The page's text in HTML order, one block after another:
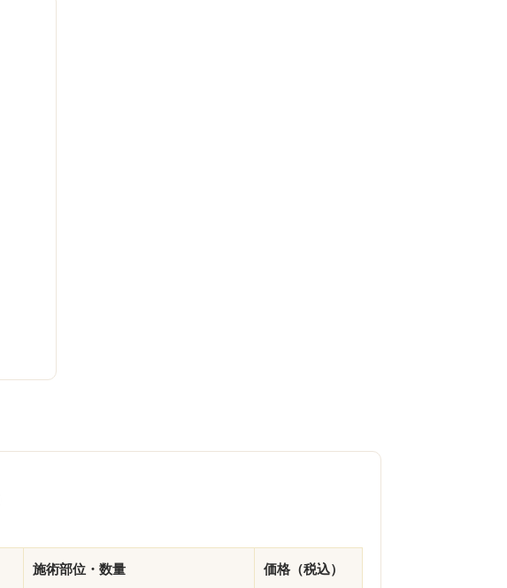
施術部位・数量 価格（税込）